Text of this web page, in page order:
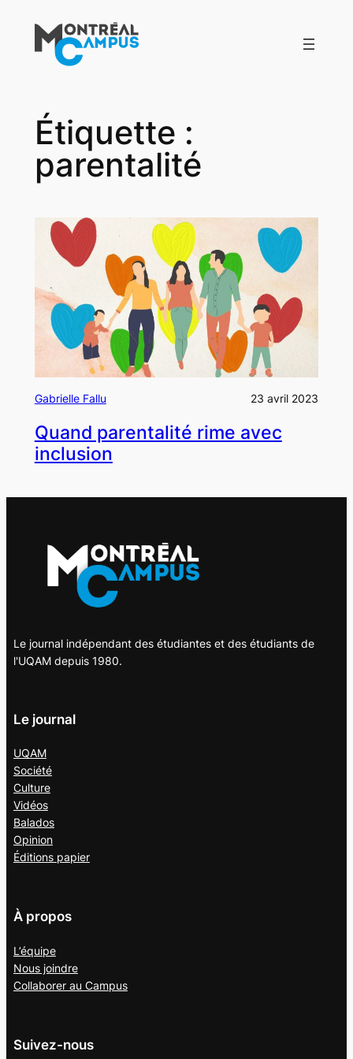
contenu
Étiquette :
parentalité
Gabrielle Fallu 23 avril 2023
Quand parentalité rime avec
inclusion
Le journal indépendant des étudiantes et des étudiants de
l'UQAM depuis 1980.
Le journal
UQAM
Société
Culture
Vidéos
Balados
Opinion
Éditions papier
À propos
L’équipe
Nous joindre
Collaborer au Campus
Suivez-nous